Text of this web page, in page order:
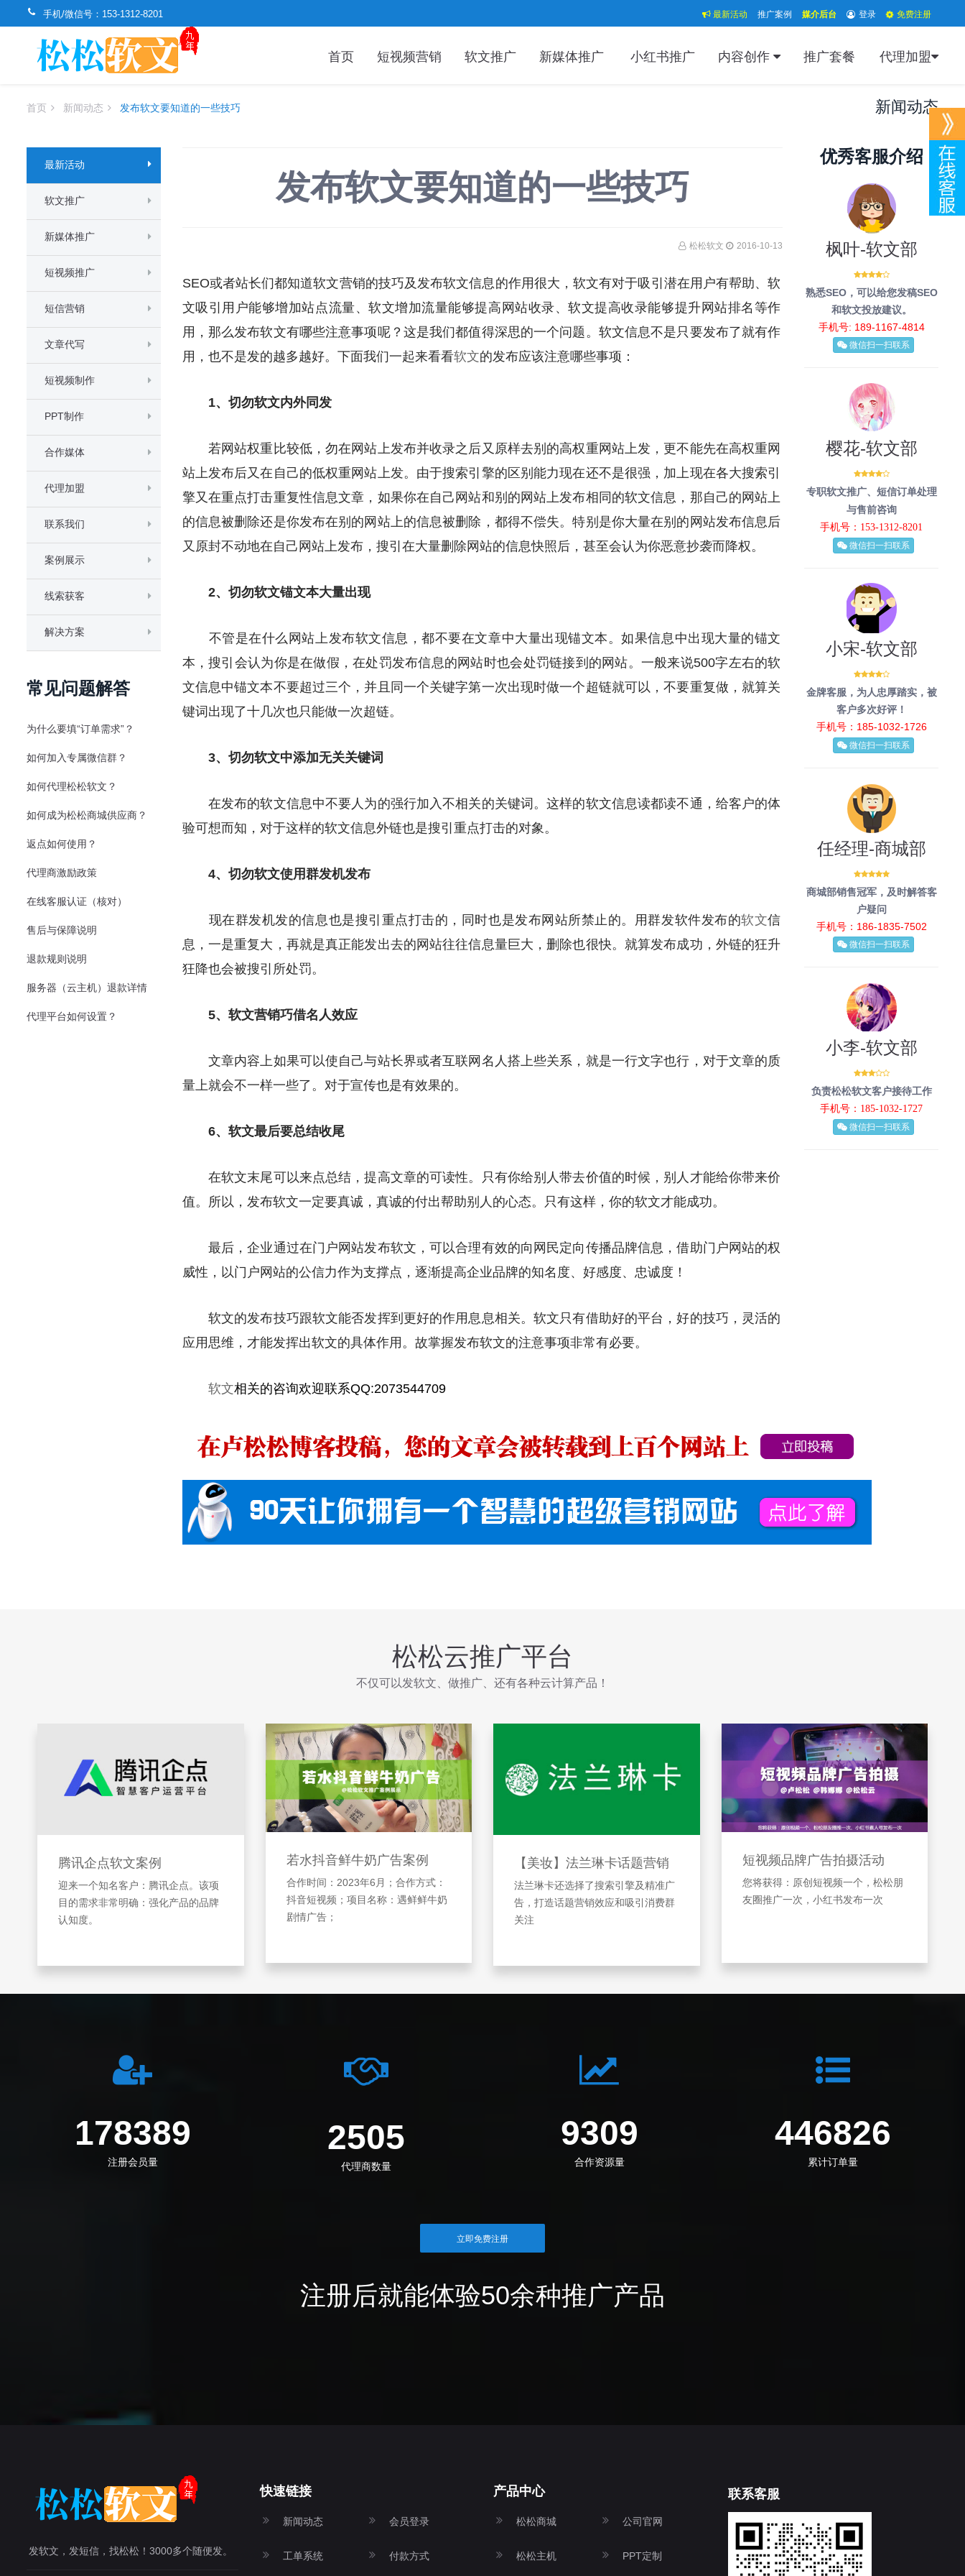
手机/微信号： 153-1312-8201 最新活动 推广案例 媒介后台 登录 免费注册
首页 短视频营销 软文推广 新媒体推广 小红书推广 内容创作 推广套餐 代理加盟
首页 新闻动态 发布软文要知道的一些技巧 新闻动态
最新活动
软文推广
新媒体推广
短视频推广
短信营销
文章代写
短视频制作
PPT制作
合作媒体
代理加盟
联系我们
案例展示
线索获客
解决方案
常见问题解答
为什么要填“订单需求”？
如何加入专属微信群？
如何代理松松软文？
如何成为松松商城供应商？
返点如何使用？
代理商激励政策
在线客服认证（核对）
售后与保障说明
退款规则说明
服务器（云主机）退款详情
代理平台如何设置？
发布软文要知道的一些技巧
松松软文 2016-10-13
SEO或者站长们都知道软文营销的技巧及发布软文信息的作用很大，软文有对于吸引潜在用户有帮助、软
文吸引用户能够增加站点流量、软文增加流量能够提高网站收录、软文提高收录能够提升网站排名等作
用，那么发布软文有哪些注意事项呢？这是我们都值得深思的一个问题。软文信息不是只要发布了就有作
用，也不是发的越多越好。下面我们一起来看看软文的发布应该注意哪些事项：
1、切勿软文内外同发
若网站权重比较低，勿在网站上发布并收录之后又原样去别的高权重网站上发，更不能先在高权重网
站上发布后又在自己的低权重网站上发。由于搜索引擎的区别能力现在还不是很强，加上现在各大搜索引
擎又在重点打击重复性信息文章，如果你在自己网站和别的网站上发布相同的软文信息，那自己的网站上
的信息被删除还是你发布在别的网站上的信息被删除，都得不偿失。特别是你大量在别的网站发布信息后
又原封不动地在自己网站上发布，搜引在大量删除网站的信息快照后，甚至会认为你恶意抄袭而降权。
2、切勿软文锚文本大量出现
不管是在什么网站上发布软文信息，都不要在文章中大量出现锚文本。如果信息中出现大量的锚文
本，搜引会认为你是在做假，在处罚发布信息的网站时也会处罚链接到的网站。一般来说500字左右的软
文信息中锚文本不要超过三个，并且同一个关键字第一次出现时做一个超链就可以，不要重复做，就算关
键词出现了十几次也只能做一次超链。
3、切勿软文中添加无关关键词
在发布的软文信息中不要人为的强行加入不相关的关键词。这样的软文信息读都读不通，给客户的体
验可想而知，对于这样的软文信息外链也是搜引重点打击的对象。
4、切勿软文使用群发机发布
现在群发机发的信息也是搜引重点打击的，同时也是发布网站所禁止的。用群发软件发布的软文信
息，一是重复大，再就是真正能发出去的网站往往信息量巨大，删除也很快。就算发布成功，外链的狂升
狂降也会被搜引所处罚。
5、软文营销巧借名人效应
文章内容上如果可以使自己与站长界或者互联网名人搭上些关系，就是一行文字也行，对于文章的质
量上就会不一样一些了。对于宣传也是有效果的。
6、软文最后要总结收尾
在软文末尾可以来点总结，提高文章的可读性。只有你给别人带去价值的时候，别人才能给你带来价
值。所以，发布软文一定要真诚，真诚的付出帮助别人的心态。只有这样，你的软文才能成功。
最后，企业通过在门户网站发布软文，可以合理有效的向网民定向传播品牌信息，借助门户网站的权
威性，以门户网站的公信力作为支撑点，逐渐提高企业品牌的知名度、好感度、忠诚度！
软文的发布技巧跟软文能否发挥到更好的作用息息相关。软文只有借助好的平台，好的技巧，灵活的
应用思维，才能发挥出软文的具体作用。故掌握发布软文的注意事项非常有必要。
软文相关的咨询欢迎联系QQ:2073544709
优秀客服介绍
枫叶-软文部
熟悉SEO，可以给您发稿SEO
和软文投放建议。
手机号: 189-1167-4814
微信扫一扫联系
樱花-软文部
专职软文推广、短信订单处理
与售前咨询
手机号：153-1312-8201
微信扫一扫联系
小宋-软文部
金牌客服，为人忠厚踏实，被
客户多次好评！
手机号：185-1032-1726
微信扫一扫联系
任经理-商城部
商城部销售冠军，及时解答客
户疑问
手机号：186-1835-7502
微信扫一扫联系
小李-软文部
负责松松软文客户接待工作
手机号：185-1032-1727
微信扫一扫联系
松松云推广平台
不仅可以发软文、做推广、还有各种云计算产品！
腾讯企点软文案例
迎来一个知名客户：腾讯企点。该项
目的需求非常明确：强化产品的品牌
认知度。
若水抖音鲜牛奶广告案例
合作时间：2023年6月；合作方式：
抖音短视频；项目名称：遇鲜鲜牛奶
剧情广告；
【美妆】法兰琳卡话题营销
法兰琳卡还选择了搜索引擎及精准广
告，打造话题营销效应和吸引消费群
关注
短视频品牌广告拍摄活动
您将获得：原创短视频一个，松松朋
友圈推广一次，小红书发布一次
240139
注册会员量
3372
代理商数量
12532
合作资源量
601497
累计订单量
立即免费注册
注册后就能体验50余种推广产品
发软文，发短信，找松松！3000多个随便发。
快速链接
新闻动态
工单系统
会员登录
付款方式
产品中心
松松商城
松松主机
公司官网
PPT定制
联系客服